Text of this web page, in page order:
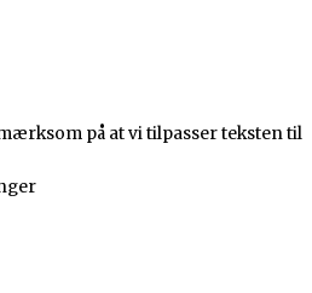
på at vi tilpasser teksten til